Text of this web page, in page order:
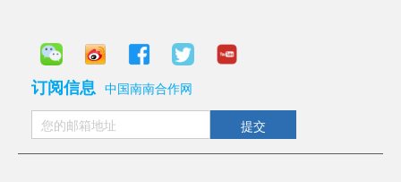
订阅信息 中国南南合作网
提交